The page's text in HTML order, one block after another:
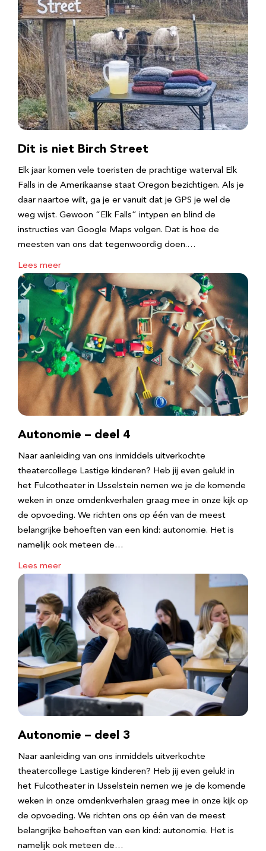
Dit is niet Birch Street
Elk jaar komen vele toeristen de prachtige waterval Elk
Falls in de Amerikaanse staat Oregon bezichtigen. Als je
daar naartoe wilt, ga je er vanuit dat je GPS je wel de
weg wijst. Gewoon “Elk Falls” intypen en blind de
instructies van Google Maps volgen. Dat is hoe de
meesten van ons dat tegenwoordig doen.…
Lees meer
Autonomie – deel 4
Naar aanleiding van ons inmiddels uitverkochte
theatercollege Lastige kinderen? Heb jij even geluk! in
het Fulcotheater in IJsselstein nemen we je de komende
weken in onze omdenkverhalen graag mee in onze kijk op
de opvoeding. We richten ons op één van de meest
belangrijke behoeften van een kind: autonomie. Het is
namelijk ook meteen de…
Lees meer
Autonomie – deel 3
Naar aanleiding van ons inmiddels uitverkochte
theatercollege Lastige kinderen? Heb jij even geluk! in
het Fulcotheater in IJsselstein nemen we je de komende
weken in onze omdenkverhalen graag mee in onze kijk op
de opvoeding. We richten ons op één van de meest
belangrijke behoeften van een kind: autonomie. Het is
namelijk ook meteen de…